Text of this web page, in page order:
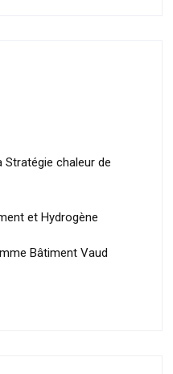
Stratégie chaleur de
et Hydrogène
Bâtiment Vaud